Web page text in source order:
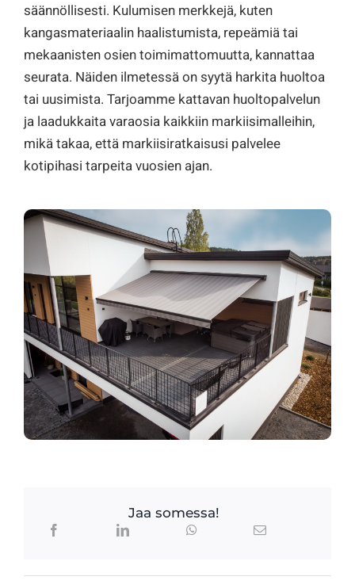
säännöllisesti. Kulumisen merkkejä, kuten
kangasmateriaalin haalistumista, repeämiä tai
mekaanisten osien toimimattomuutta, kannattaa
seurata. Näiden ilmetessä on syytä harkita huoltoa
tai uusimista. Tarjoamme kattavan huoltopalvelun
ja laadukkaita varaosia kaikkiin markiisimalleihin,
mikä takaa, että markiisiratkaisusi palvelee
kotipihasi tarpeita vuosien ajan.
Jaa somessa!